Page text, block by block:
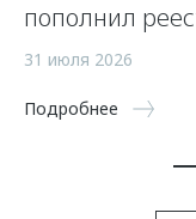
пополнил
31 июля 2026
Подробнее